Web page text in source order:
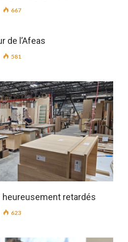
667
de l’Afeas
581
retardés
623